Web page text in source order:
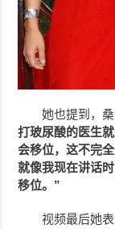
她也提到，
打玻尿酸的医生
会移位，这不完
就像我现在讲话
移位。”
视频最后她表